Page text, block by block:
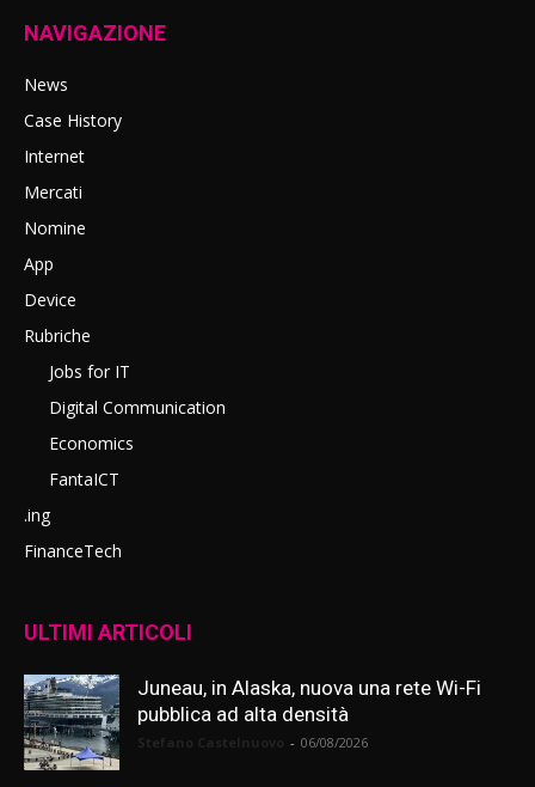
NAVIGAZIONE
News
Case History
Internet
Mercati
Nomine
App
Device
Rubriche
Jobs for IT
Digital Communication
Economics
FantaICT
.ing
FinanceTech
ULTIMI ARTICOLI
Juneau, in Alaska, nuova una rete Wi-Fi
pubblica ad alta densità
- 06/08/2026